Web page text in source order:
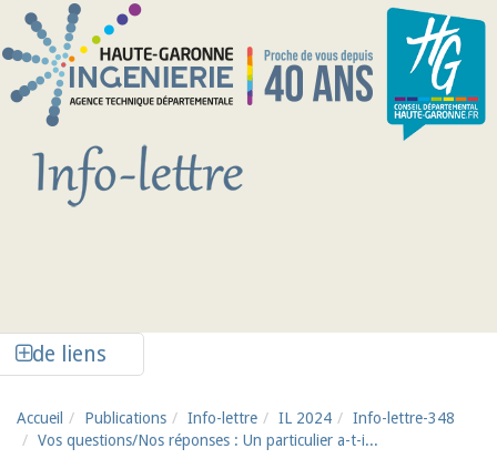
Aller au contenu principal
de liens
Accueil Publications Info-lettre IL 2024
Info-lettre-348
Vos questions/Nos réponses : Un particulier a-t-i...